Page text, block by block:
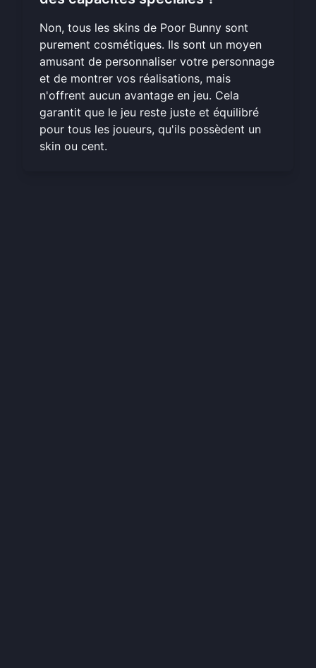
Non, tous les skins de Poor Bunny sont
purement cosmétiques. Ils sont un moyen
amusant de personnaliser votre personnage
et de montrer vos réalisations, mais
n'offrent aucun avantage en jeu. Cela
garantit que le jeu reste juste et équilibré
pour tous les joueurs, qu'ils possèdent un
skin ou cent.